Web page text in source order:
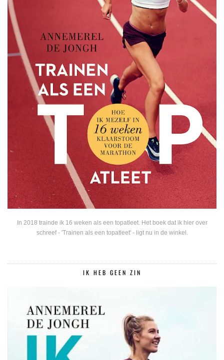
In 2018 trainde ik 16 weken als een topatleet. Het boek dat ik hier over
schreef - 'Trainen als een topatleet' - ligt nu in de winkel.
IK HEB GEEN ZIN